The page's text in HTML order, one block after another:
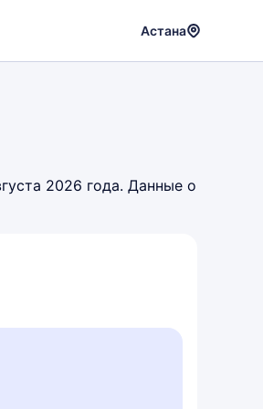
Астана
2026 года. Данные о